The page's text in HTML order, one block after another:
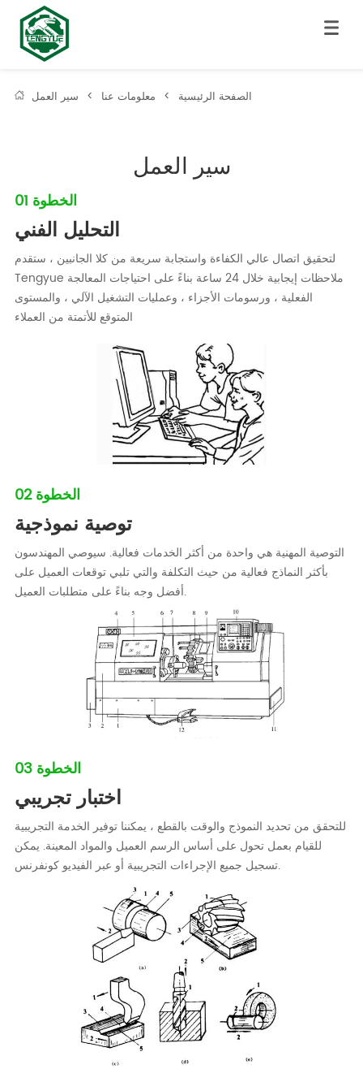
الصفحة الرئيسية > معلومات عنا > سير العمل
سير العمل
الخطوة 01
التحليل الفني
لتحقيق اتصال عالي الكفاءة واستجابة سريعة من كلا الجانبين ، ستقدم
Tengyue ملاحظات إيجابية خلال 24 ساعة بناءً على احتياجات المعالجة
الفعلية ، ورسومات الأجزاء ، وعمليات التشغيل الآلي ، والمستوى
المتوقع للأتمتة من العملاء
الخطوة 02
توصية نموذجية
التوصية المهنية هي واحدة من أكثر الخدمات فعالية. سيوصي المهندسون
بأكثر النماذج فعالية من حيث التكلفة والتي تلبي توقعات العميل على
أفضل وجه بناءً على متطلبات العميل.
الخطوة 03
اختبار تجريبي
للتحقق من تحديد النموذج والوقت بالقطع ، يمكننا توفير الخدمة التجريبية
للقيام بعمل تحول على أساس الرسم العميل والمواد المعينة. يمكن
تسجيل جميع الإجراءات التجريبية أو عبر الفيديو كونفرنس.